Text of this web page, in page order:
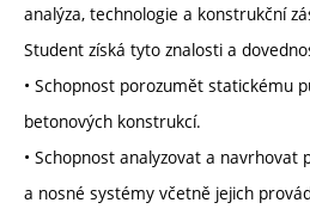
analýza, technologie a konstrukční
Student získá tyto znalosti a
• Schopnost porozumět statickému
betonových konstrukcí.
• Schopnost analyzovat a
a nosné systémy včetně jejich